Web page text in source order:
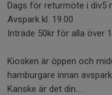
Dags för returmöte i div5
Avspark kl. 19.00
Inträde 50kr för alla över
Kiosken är öppen och
hamburgare innan
Kanske är det din...